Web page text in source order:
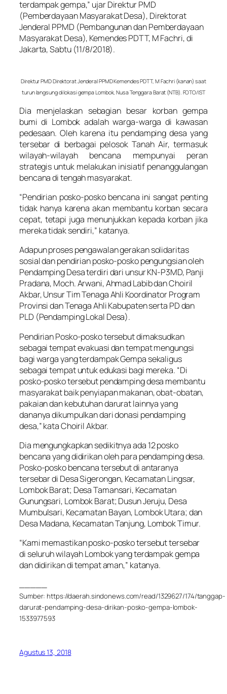
terdampak gempa,” ujar Direktur PMD
(Pemberdayaan Masyarakat Desa), Direktorat
Jenderal PPMD (Pembangunan dan Pemberdayaan
Masyarakat Desa), Kemendes PDTT, M Fachri, di
Jakarta, Sabtu (11/8/2018).
Direktur PMD Direktorat Jenderal PPMD Kemendes PDTT, M Fachri (kanan) saat
turun langsung di lokasi gempa Lombok, Nusa Tenggara Barat (NTB). FOTO/IST
Dia menjelaskan sebagian besar korban gempa
bumi di Lombok adalah warga-warga di kawasan
pedesaan. Oleh karena itu pendamping desa yang
tersebar di berbagai pelosok Tanah Air, termasuk
wilayah-wilayah bencana mempunyai peran
strategis untuk melakukan inisiatif penanggulangan
bencana di tengah masyarakat.
“Pendirian posko-posko bencana ini sangat penting
tidak hanya karena akan membantu korban secara
cepat, tetapi juga menunjukkan kepada korban jika
mereka tidak sendiri,” katanya.
Adapun proses pengawalan gerakan solidaritas
sosial dan pendirian posko-posko pengungsian oleh
Pendamping Desa terdiri dari unsur KN-P3MD, Panji
Pradana, Moch. Arwani, Ahmad Labib dan Choiril
Akbar, Unsur Tim Tenaga Ahli Koordinator Program
Provinsi dan Tenaga Ahli Kabupaten serta PD dan
PLD (Pendamping Lokal Desa).
Pendirian Posko-posko tersebut dimaksudkan
sebagai tempat evakuasi dan tempat mengungsi
bagi warga yang terdampak Gempa sekaligus
sebagai tempat untuk edukasi bagi mereka. “Di
posko-posko tersebut pendamping desa membantu
masyarakat baik penyiapan makanan, obat-obatan,
pakaian dan kebutuhan darurat lainnya yang
dananya dikumpulkan dari donasi pendamping
desa,” kata Choiril Akbar.
Dia mengungkapkan sedikitnya ada 12 posko
bencana yang didirikan oleh para pendamping desa.
Posko-posko bencana tersebut di antaranya
tersebar di Desa Sigerongan, Kecamatan Lingsar,
Lombok Barat; Desa Tamansari, Kecamatan
Gunungsari, Lombok Barat; Dusun Jeruju, Desa
Mumbulsari, Kecamatan Bayan, Lombok Utara; dan
Desa Madana, Kecamatan Tanjung, Lombok Timur.
“Kami memastikan posko-posko tersebut tersebar
di seluruh wilayah Lombok yang terdampak gempa
dan didirikan di tempat aman,” katanya.
_____
Sumber: https://daerah.sindonews.com/read/1329627/174/tanggap-
darurat-pendamping-desa-dirikan-posko-gempa-lombok-
1533977593
Agustus 13, 2018